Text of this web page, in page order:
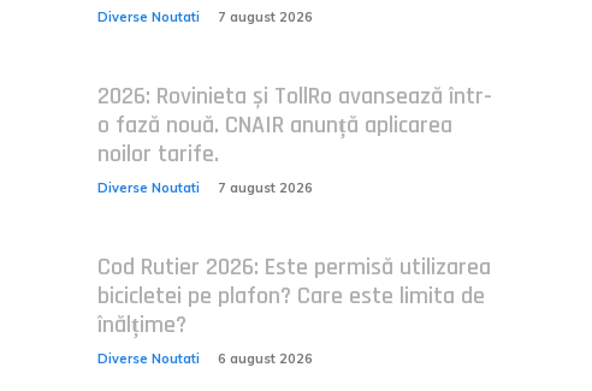
Diverse Noutati 7 august 2026
2026: Rovinieta și TollRo avansează într-
o fază nouă. CNAIR anunță aplicarea
noilor tarife.
Diverse Noutati 7 august 2026
Cod Rutier 2026: Este permisă utilizarea
bicicletei pe plafon? Care este limita de
înălțime?
Diverse Noutati 6 august 2026